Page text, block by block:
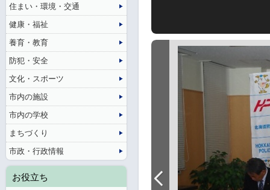
住まい・環境・交通
健康・福祉
養育・教育
防犯・安全
文化・スポーツ
市内の施設
市内の学校
まちづくり
市政・行政情報
お役立ち